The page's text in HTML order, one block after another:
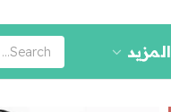
المزيد